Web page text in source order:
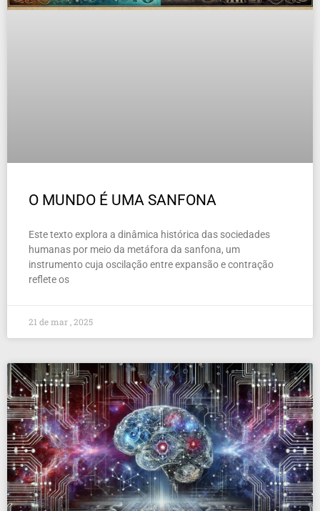
O MUNDO É UMA SANFONA
Este texto explora a dinâmica histórica das sociedades
humanas por meio da metáfora da sanfona, um
instrumento cuja oscilação entre expansão e contração
reflete os
21 de mar , 2025